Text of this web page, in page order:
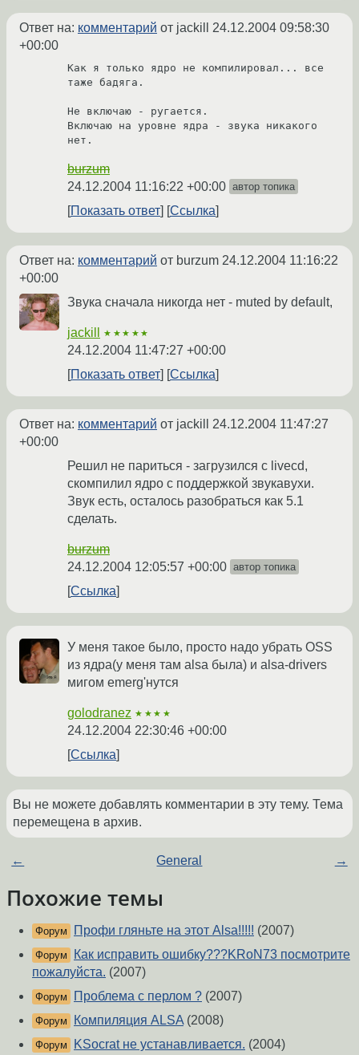
Ответ на: комментарий от jackill 24.12.2004 09:58:30
+00:00
Как я только ядро не компилировал... все
таже бадяга.
Не включаю - ругается.
Включаю на уровне ядра - звука никакого
нет.
burzum
24.12.2004 11:16:22 +00:00 автор топика
Показать ответ Ссылка
Ответ на: комментарий от burzum 24.12.2004 11:16:22
+00:00
Звука сначала никогда нет - muted by default,
jackill ★★★★★
24.12.2004 11:47:27 +00:00
Показать ответ
Ссылка
Ответ на: комментарий от jackill 24.12.2004 11:47:27
+00:00
Решил не париться - загрузился с livecd,
скомпилил ядро с поддержкой звукавухи.
Звук есть, осталось разобраться как 5.1
сделать.
burzum
24.12.2004 12:05:57 +00:00 автор топика
Ссылка
У меня такое было, просто надо убрать OSS
из ядра(у меня там alsa была) и alsa-drivers
мигом emerg'нутся
golodranez ★★★★
24.12.2004 22:30:46 +00:00
Ссылка
Вы не можете добавлять комментарии в эту тему. Тема
перемещена в архив.
← General →
Похожие темы
Форум Профи гляньте на этот Alsa!!!!! (2007)
Форум
Как исправить ошибку???KRoN73 посмотрите
пожалуйста. (2007)
Форум Проблема с перлом ? (2007)
Форум Компиляция ALSA (2008)
Форум KSocrat не устанавливается. (2004)